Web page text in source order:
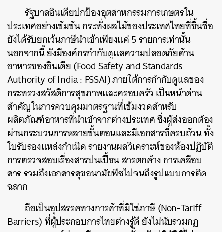
รัฐบาลอินเดียปกป้องอุตสาหกรรมการเกษตรใน
ประเทศอย่างเข้มข้น กระทั่งผลไม้ของประเทศไทยที่ขึ้นชื่อ
ยังได้รับยกเว้นภาษีนำเข้าเพียงแค่ 5 รายการเท่านั้น
นอกจากนี้ ยังมีองค์กรกำกับดูแลความปลอดภัยด้าน
อาหารของอินเดีย (Food Safety and Standards
Authority of India : FSSAI) ภายใต้การกำกับดูแลของ
กระทรวงสวัสดิการสุขภาพและครอบครัว เป็นหน้าด่าน
สำคัญในการควบคุมมาตรฐานที่เข้มงวดสำหรับ
ผลิตภัณฑ์อาหารที่นำเข้าจากต่างประเทศ ซึ่งผู้ส่งออกต้อง
ผ่านกระบวนการหลายขั้นตอนและมีเอกสารที่ครบถ้วน ทั้ง
ใบรับรองแหล่งกำเนิด รายงานผลวิเคราะห์ของห้องปฏิบัติ
การตรวจสอบเรื่องสารปนเปื้อน สารตกค้าง การเคลือบ
สาร รวมถึงเอกสารสุขอนามัยพืชไปจนถึงรูปแบบการติด
ฉลาก
ถือเป็นอุปสรรคทางการค้าที่มิใช่ภาษี (Non-Tariff
Barriers) ที่ผู้ประกอบการไทยต่างรู้ดี ยังไม่นับรวมกฏ